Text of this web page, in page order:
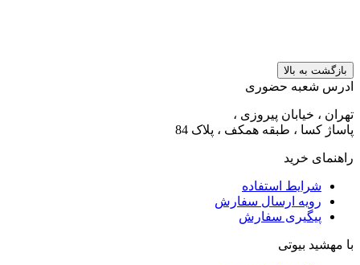
بازگشت به بالا
ادرس شعبه حضوری
تهران ، خیابان پیروزی ،
پاساژ کسا ، طبقه همکف ، پلاک 84
راهنمای خرید
شرایط استفاده
رویه ارسال سفارش
پیگیری سفارش
با مهشید بیوتی